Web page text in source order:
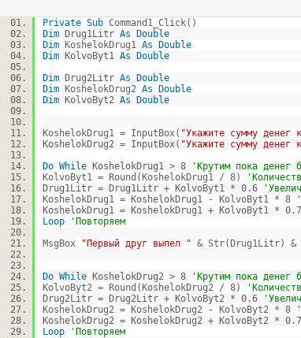
Private Sub Command1_Click()
Dim Drug1Litr As
Double
Dim KoshelokDrug1 As
Double
Dim KolvoByt1 As
Double
Dim Drug2Litr As
Double
Dim KoshelokDrug2 As
Double
Dim KolvoByt2 As Double
KoshelokDrug1 = InputBox( "Укажите сумму денег
KoshelokDrug2 = InputBox( "Укажите сумму денег
Do While KoshelokDrug1 > 8
'Крутим пока денег
KolvoByt1 = Round(KoshelokDrug1 / 8)
Drug1Litr = Drug1Litr + KolvoByt1 * 0.6
KoshelokDrug1 = KoshelokDrug1 - KolvoByt1 * 8
KoshelokDrug1 = KoshelokDrug1 + KolvoByt1 * 0.7
Loop
'Повторяем
MsgBox
"Первый друг выпел " & Str(Drug1Litr) &
Do While KoshelokDrug2 > 8
'Крутим пока денег
KolvoByt2 = Round(KoshelokDrug2 / 8)
Drug2Litr = Drug2Litr + KolvoByt2 * 0.6
KoshelokDrug2 = KoshelokDrug2 - KolvoByt2 * 8
KoshelokDrug2 = KoshelokDrug2 + KolvoByt2 * 0.7
Loop
'Повторяем